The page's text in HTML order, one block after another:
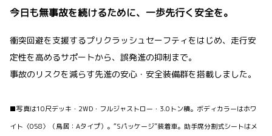
今日も無事故を続けるために、一歩先行く安全を。
衝突回避を支援するプリクラッシュセーフティをはじめ、走行安
定性を高めるサポートから、誤発進の抑制まで。
事故のリスクを減らす先進の安心・安全装備群を搭載しました。
■写真は10尺デッキ・2WD・フルジャストロー・3.0トン積。ボディカラーはホワ
イト〈058〉（鳥居：Aタイプ）。“Sパッケージ”装着車。助手席分割式シートはメ